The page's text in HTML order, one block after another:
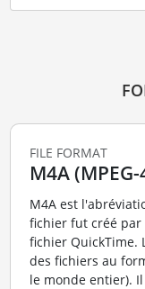
FILE FORMAT
M4A
M4A est
fichier fut créé par
fichier QuickTime.
des fichiers au
le monde entier). Il